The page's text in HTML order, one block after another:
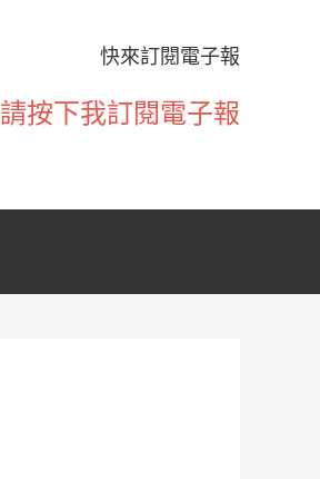
快來訂閱電子報
請按下我訂閱電子報